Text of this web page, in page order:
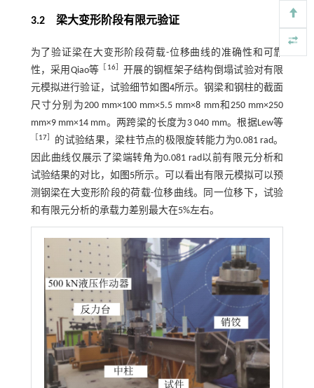
3.2梁大变形阶段有限元验证
为了验证梁在大变形阶段荷载-位移曲线的准确性和可靠
性，采用Qiao等
16］开展的钢框架子结构倒塌试验对有限
元模拟进行验证，试验细节如 图4所示。钢梁和钢柱的截面
尺寸分别为200 mm×100 mm×5.5 mm×8 mm和250 mm×250
mm×9 mm×14 mm。两跨梁的长度为3 040 mm。根据Lew等
17］
的试验结果，梁柱节点的极限旋转能力为0.081 rad。
因此曲线仅展示了梁端转角为0.081 rad以前有限元分析和
试验结果的对比，如 图5所示。可以看出有限元模拟可以预
测钢梁在大变形阶段的荷载-位移曲线。同一位移下，试验
和有限元分析的承载力差别最大在5%左右。